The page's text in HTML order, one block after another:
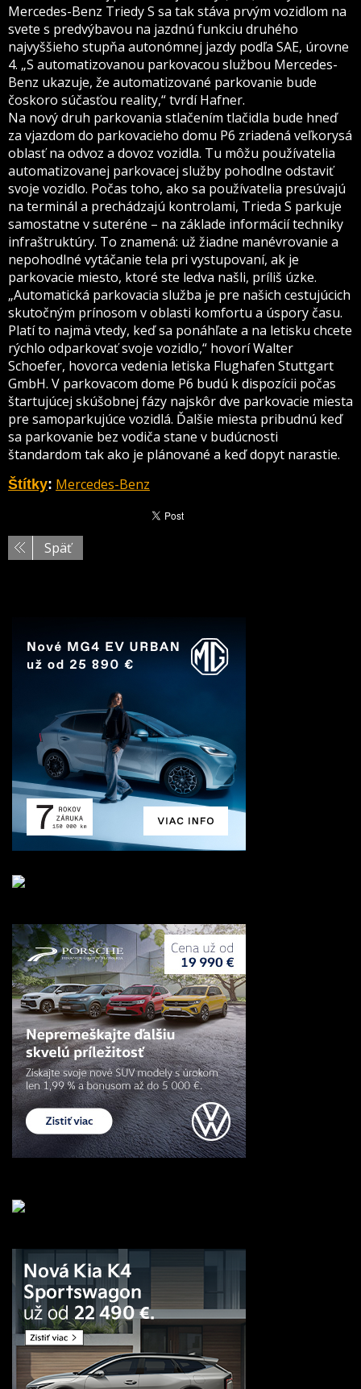
Mercedes-Benz Triedy S sa tak stáva prvým vozidlom na
svete s predvýbavou na jazdnú funkciu druhého
najvyššieho stupňa autonómnej jazdy podľa SAE, úrovne
4. „S automatizovanou parkovacou službou Mercedes-
Benz ukazuje, že automatizované parkovanie bude
čoskoro súčasťou reality,“ tvrdí Hafner.
Na nový druh parkovania stlačením tlačidla bude hneď
za vjazdom do parkovacieho domu P6 zriadená veľkorysá
oblasť na odvoz a dovoz vozidla. Tu môžu používatelia
automatizovanej parkovacej služby pohodlne odstaviť
svoje vozidlo. Počas toho, ako sa používatelia presúvajú
na terminál a prechádzajú kontrolami, Trieda S parkuje
samostatne v suteréne – na základe informácií techniky
infraštruktúry. To znamená: už žiadne manévrovanie a
nepohodlné vytáčanie tela pri vystupovaní, ak je
parkovacie miesto, ktoré ste ledva našli, príliš úzke.
„Automatická parkovacia služba je pre našich cestujúcich
skutočným prínosom v oblasti komfortu a úspory času.
Platí to najmä vtedy, keď sa ponáhľate a na letisku chcete
rýchlo odparkovať svoje vozidlo,“ hovorí Walter
Schoefer, hovorca vedenia letiska Flughafen Stuttgart
GmbH. V parkovacom dome P6 budú k dispozícii počas
štartujúcej skúšobnej fázy najskôr dve parkovacie miesta
pre samoparkujúce vozidlá. Ďalšie miesta pribudnú keď
sa parkovanie bez vodiča stane v budúcnosti
štandardom tak ako je plánované a keď dopyt narastie.
Štítky: Mercedes-Benz
Späť